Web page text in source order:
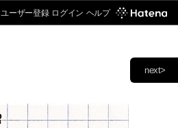
ユーザー登録 ログイン ヘルプ
next>